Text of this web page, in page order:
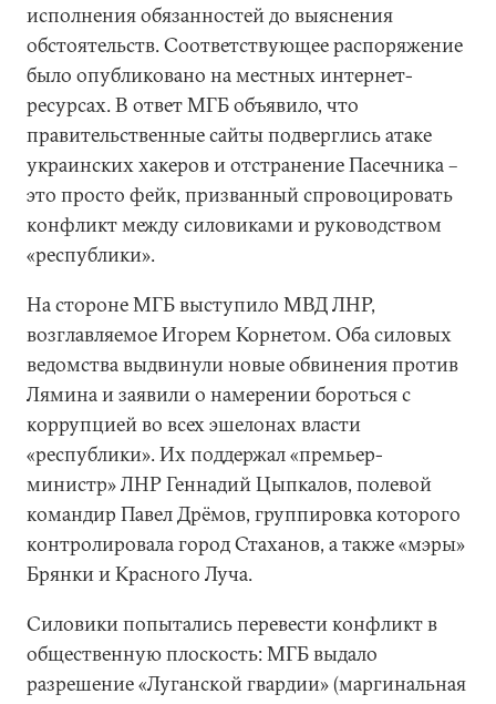
исполнения обязанностей до выяснения
обстоятельств. Соответствующее распоряжение
было опубликовано на местных интернет-
ресурсах. В ответ МГБ объявило, что
правительственные сайты подверглись атаке
украинских хакеров и отстранение Пасечника –
это просто фейк, призванный спровоцировать
конфликт между силовиками и руководством
«республики».
На стороне МГБ выступило МВД ЛНР,
возглавляемое Игорем Корнетом. Оба силовых
ведомства выдвинули новые обвинения против
Лямина и заявили о намерении бороться с
коррупцией во всех эшелонах власти
«республики». Их поддержал «премьер-
министр» ЛНР Геннадий Цыпкалов, полевой
командир Павел Дрёмов, группировка которого
контролировала город Стаханов, а также «мэры»
Брянки и Красного Луча.
Силовики попытались перевести конфликт в
общественную плоскость: МГБ выдало
разрешение «Луганской гвардии» (маргинальная